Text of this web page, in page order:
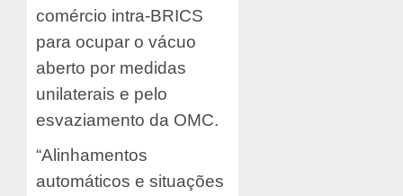
comércio intra-BRICS
para ocupar o vácuo
aberto por medidas
unilaterais e pelo
esvaziamento da OMC.
“Alinhamentos
automáticos e situações